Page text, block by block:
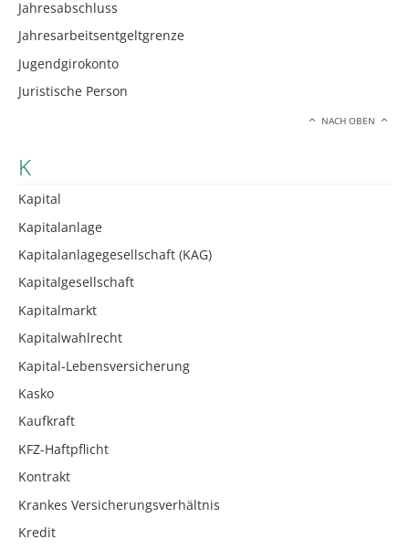
Jahresabschluss
Jahresarbeitsentgeltgrenze
Jugendgirokonto
Juristische Person
NACH OBEN
K
Kapital
Kapitalanlage
Kapitalanlagegesellschaft (KAG)
Kapitalgesellschaft
Kapitalmarkt
Kapitalwahlrecht
Kapital-Lebensversicherung
Kasko
Kaufkraft
KFZ-Haftpflicht
Kontrakt
Krankes Versicherungsverhältnis
Kredit